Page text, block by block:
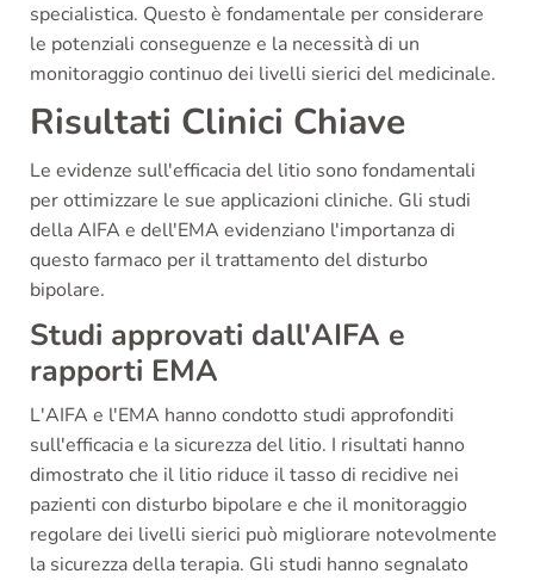
specialistica. Questo è fondamentale per considerare
le potenziali conseguenze e la necessità di un
monitoraggio continuo dei livelli sierici del medicinale.
Risultati Clinici Chiave
Le evidenze sull'efficacia del litio sono fondamentali
per ottimizzare le sue applicazioni cliniche. Gli studi
della AIFA e dell'EMA evidenziano l'importanza di
questo farmaco per il trattamento del disturbo
bipolare.
Studi approvati dall'AIFA e
rapporti EMA
L'AIFA e l'EMA hanno condotto studi approfonditi
sull'efficacia e la sicurezza del litio. I risultati hanno
dimostrato che il litio riduce il tasso di recidive nei
pazienti con disturbo bipolare e che il monitoraggio
regolare dei livelli sierici può migliorare notevolmente
la sicurezza della terapia. Gli studi hanno segnalato